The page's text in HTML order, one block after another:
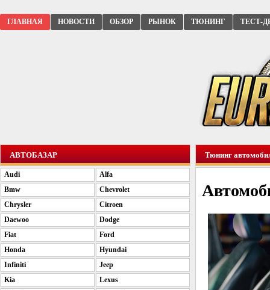
ГЛАВНАЯ НОВОСТИ ОБЗОР РЫНОК ТЮНИНГ ТЕСТ-
Тюнинг
АВТОБАЗАР
Audi
Alfa
Bmw
Chevrolet
Chrysler
Citroen
Daewoo
Dodge
Fiat
Ford
Honda
Hyundai
Infiniti
Jeep
Kia
Lexus